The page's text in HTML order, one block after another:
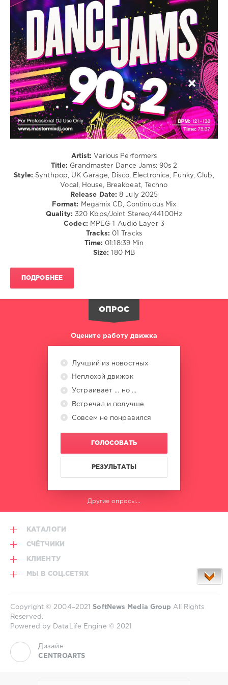
Disco
Techno
House
/
Electronic
/
Electro
levelsound
237
0
Jams,
Grandmaster,
Dave
Artist: Various Performers
Title: Grandmaster Dance Jams: 90s 2
Style: Synthpop, UK Garage, Disco, Electronica, Funky, Club,
Vocal, House, Breakbeat, Techno
Release Date: 8 July 2025
Format:
Megamix CD, Continuous Mix
Quality: 320 Kbps/Joint Stereo/44100Hz
Codec: MPEG-1 Audio Layer 3
Tracks: 01 Tracks
Time: 01:18:39 Min
Size:
180 MB
ПОДРОБНЕЕ
ОПРОС
Оцените работу движка
Лучший из новостных
Неплохой движок
Устраивает ... но ...
Встречал и получше
Совсем не понравился
ГОЛОСОВАТЬ
РЕЗУЛЬТАТЫ
Другие опросы...
КАТАЛОГИ
СЧЁТЧИКИ
КЛИЕНТУ
МЫ В СОЦ.СЕТЯХ
Copyright © 2004–2021SoftNews Media Group All Rights
Reserved.
Powered by DataLife Engine © 2021
Дизайн
CENTROARTS